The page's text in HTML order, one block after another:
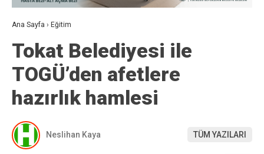
Ana Sayfa › Eğitim
Tokat Belediyesi ile
TOGÜ’den afetlere
hazırlık hamlesi
Neslihan Kaya TÜM YAZILARI